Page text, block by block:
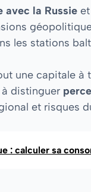
avec la Russie
les stations
une capitale
distinguer
et risques
: calculer sa